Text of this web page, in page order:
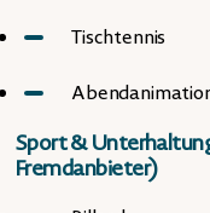
Tischtennis
Sport &
Fremdanbieter)